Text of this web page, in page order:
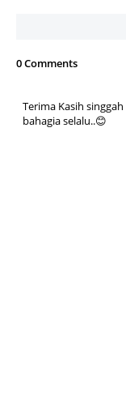
0 Comments
Terima Kasih
bahagia selalu..😊